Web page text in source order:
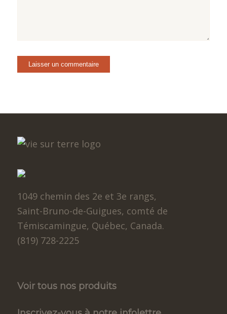
1049 chemin des 2e et 3e rangs,
Saint-Bruno-de-Guigues, comté de
Témiscamingue, Québec, Canada.
(819) 728-2225
Voir tous nos produits